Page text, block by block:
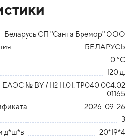
Беларусь СП "Санта Бремор" ООО
БЕЛАРУСЬ
0 °С
120 д.
ЕАЭС № ВY / 112 11.01. ТР040 004.02
01165
2026-09-26
3
д*ш*в
20*19*4